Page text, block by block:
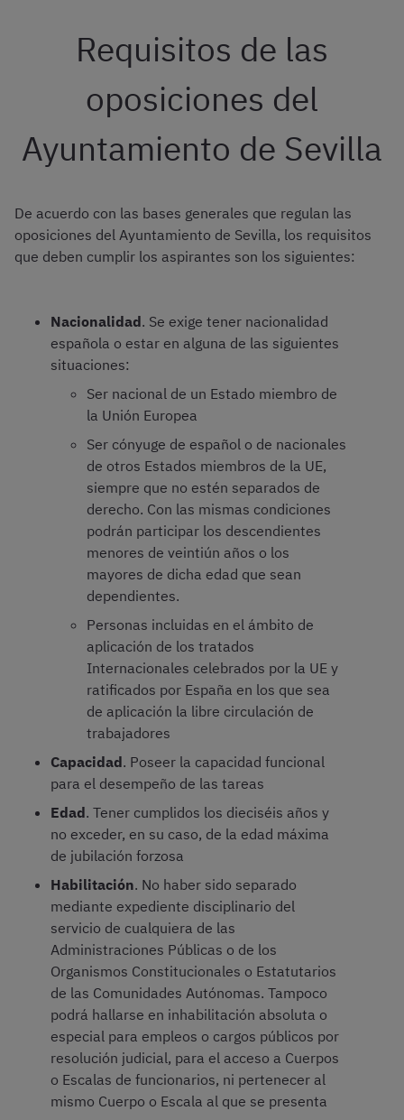
Requisitos de las
oposiciones del
Ayuntamiento de Sevilla
De acuerdo con las bases generales que regulan las
oposiciones del Ayuntamiento de Sevilla, los requisitos
que deben cumplir los aspirantes son los siguientes:
Nacionalidad. Se exige tener nacionalidad
española o estar en alguna de las siguientes
situaciones:
Ser nacional de un Estado miembro de
la Unión Europea
Ser cónyuge de español o de nacionales
de otros Estados miembros de la UE,
siempre que no estén separados de
derecho. Con las mismas condiciones
podrán participar los descendientes
menores de veintiún años o los
mayores de dicha edad que sean
dependientes.
Personas incluidas en el ámbito de
aplicación de los tratados
Internacionales celebrados por la UE y
ratificados por España en los que sea
de aplicación la libre circulación de
trabajadores
Capacidad. Poseer la capacidad funcional
para el desempeño de las tareas
Edad. Tener cumplidos los dieciséis años y
no exceder, en su caso, de la edad máxima
de jubilación forzosa
Habilitación. No haber sido separado
mediante expediente disciplinario del
servicio de cualquiera de las
Administraciones Públicas o de los
Organismos Constitucionales o Estatutarios
de las Comunidades Autónomas. Tampoco
podrá hallarse en inhabilitación absoluta o
especial para empleos o cargos públicos por
resolución judicial, para el acceso a Cuerpos
o Escalas de funcionarios, ni pertenecer al
mismo Cuerpo o Escala al que se presenta